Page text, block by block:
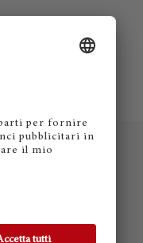
accettare altre